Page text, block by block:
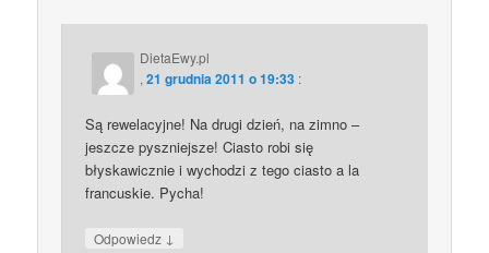
DietaEwy.pl
,21 grudnia 2011 o 19:33 :
Są rewelacyjne! Na drugi dzień, na zimno –
jeszcze pyszniejsze! Ciasto robi się
błyskawicznie i wychodzi z tego ciasto a la
francuskie. Pycha!
Odpowiedz ↓